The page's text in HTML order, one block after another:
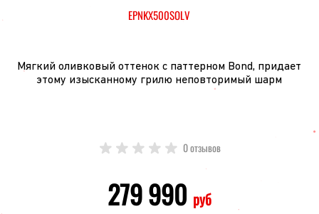
EPNKX500SOLV
Мягкий оливковый оттенок с паттерном Bond, придает
этому изысканному грилю неповторимый шарм
0 отзывов
279 990 руб